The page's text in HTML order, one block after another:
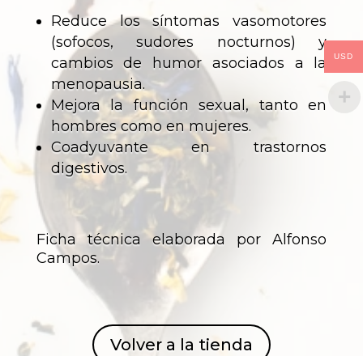
Reduce los síntomas vasomotores
(sofocos, sudores nocturnos) y
cambios de humor asociados a la
menopausia.
Mejora la función sexual, tanto en
hombres como en mujeres.
Coadyuvante en trastornos
digestivos.
Ficha técnica elaborada por Alfonso
Campos.
Volver a la tienda
USD